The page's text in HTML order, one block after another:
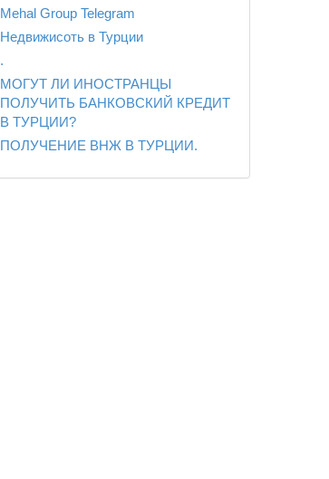
Mehal Group Telegram
Недвижисоть в Турции
.
МОГУТ ЛИ ИНОСТРАНЦЫ
ПОЛУЧИТЬ БАНКОВСКИЙ КРЕДИТ
В ТУРЦИИ?
ПОЛУЧЕНИЕ ВНЖ В ТУРЦИИ.